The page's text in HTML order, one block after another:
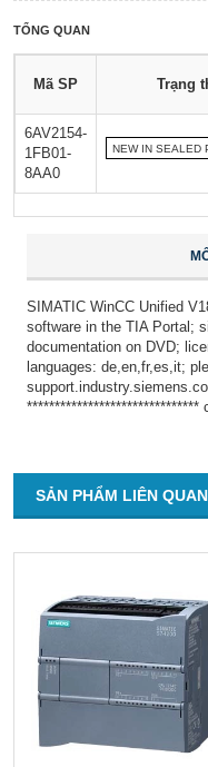
TỔNG QUAN
Mã SP Trạng
6AV2154-
1FB01-
8AA0
NEW IN SEALED
SIMATIC WinCC Unified
software in the TIA Portal;
documentation on DVD;
languages: de,en,fr,es,it;
SẢN PHẨM LIÊN QUAN